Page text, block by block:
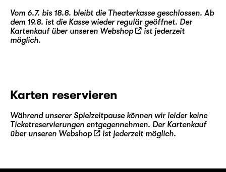
Vom 6.7. bis 18.8. bleibt die Theaterkasse geschlossen. Ab
dem 19.8. ist die Kasse wieder regulär geöffnet. Der
Kartenkauf über unseren Webshop
ist jederzeit
möglich.
Karten reservieren
Während unserer Spielzeitpause können wir leider keine
Ticketreservierungen entgegennehmen. Der Kartenkauf
über unseren Webshop ist jederzeit möglich.